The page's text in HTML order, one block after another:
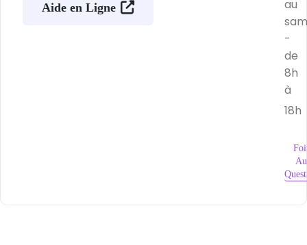
Aide en Ligne
au
-
de
8h
à
18h